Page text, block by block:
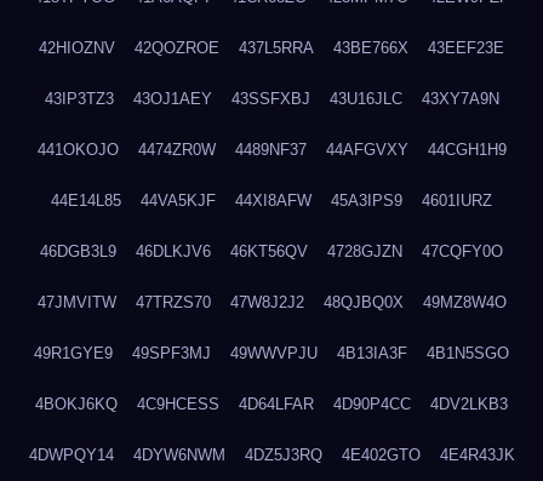
42HIOZNV 42QOZROE 437L5RRA 43BE766X 43EEF23E
43IP3TZ3 43OJ1AEY 43SSFXBJ 43U16JLC 43XY7A9N
441OKOJO 4474ZR0W 4489NF37 44AFGVXY 44CGH1H9
44E14L85 44VA5KJF 44XI8AFW 45A3IPS9 4601IURZ
46DGB3L9 46DLKJV6 46KT56QV 4728GJZN 47CQFY0O
47JMVITW 47TRZS70 47W8J2J2 48QJBQ0X 49MZ8W4O
49R1GYE9 49SPF3MJ 49WWVPJU 4B13IA3F 4B1N5SGO
4BOKJ6KQ 4C9HCESS 4D64LFAR 4D90P4CC 4DV2LKB3
4DWPQY14 4DYW6NWM 4DZ5J3RQ 4E402GTO 4E4R43JK